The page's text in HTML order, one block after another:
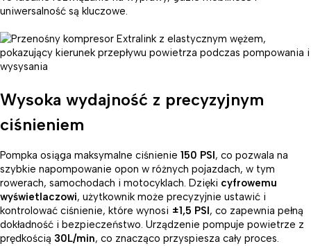
uniwersalność są kluczowe.
Wysoka wydajność z precyzyjnym
ciśnieniem
Pompka osiąga maksymalne ciśnienie 150 PSI, co pozwala na
szybkie napompowanie opon w różnych pojazdach, w tym
rowerach, samochodach i motocyklach. Dzięki cyfrowemu
wyświetlaczowi, użytkownik może precyzyjnie ustawić i
kontrolować ciśnienie, które wynosi ±1,5 PSI, co zapewnia pełną
dokładność i bezpieczeństwo. Urządzenie pompuje powietrze z
prędkością 30L/min, co znacząco przyspiesza cały proces.